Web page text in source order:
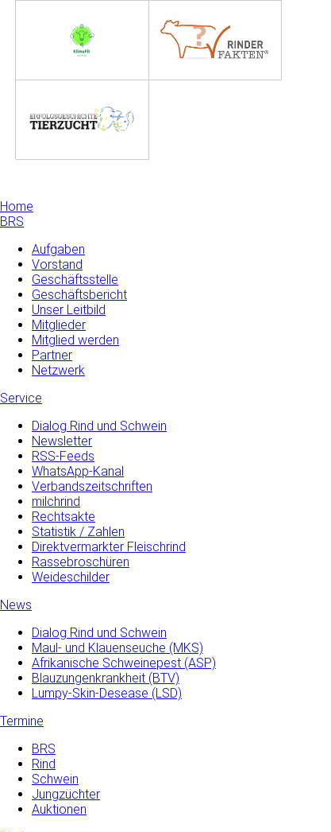
Home
BRS
Aufgaben
Vorstand
Geschäftsstelle
Geschäftsbericht
Unser Leitbild
Mitglieder
Mitglied werden
Partner
Netzwerk
Service
Dialog Rind und Schwein
Newsletter
RSS-Feeds
WhatsApp-Kanal
Verbandszeitschriften
milchrind
Rechtsakte
Statistik / Zahlen
Direktvermarkter Fleischrind
Rassebroschüren
Weideschilder
News
Dialog Rind und Schwein
Maul- und­ Klauenseuche­ (MKS)
Afrikanische Schweinepest (ASP)
Blauzungenkrankheit (BTV)
Lumpy-Skin-Desease (LSD)
Termine
BRS
Rind
Schwein
Jungzüchter
Auktionen